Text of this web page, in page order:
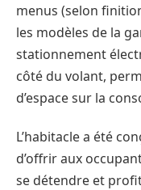
menus (selon
les modèles de la
stationnement
côté du volant,
d’espace sur la
L’habitacle a été
d’offrir aux
se détendre et